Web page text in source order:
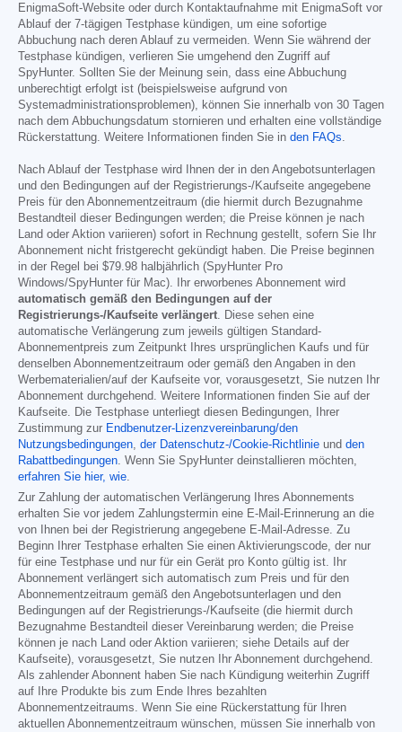
EnigmaSoft-Website oder durch Kontaktaufnahme mit EnigmaSoft vor
Ablauf der 7-tägigen Testphase kündigen, um eine sofortige
Abbuchung nach deren Ablauf zu vermeiden. Wenn Sie während der
Testphase kündigen, verlieren Sie umgehend den Zugriff auf
SpyHunter. Sollten Sie der Meinung sein, dass eine Abbuchung
unberechtigt erfolgt ist (beispielsweise aufgrund von
Systemadministrationsproblemen), können Sie innerhalb von 30 Tagen
nach dem Abbuchungsdatum stornieren und erhalten eine vollständige
Rückerstattung. Weitere Informationen finden Sie in den FAQs
Nach Ablauf der Testphase wird Ihnen der in den Angebotsunterlagen
und den Bedingungen auf der Registrierungs-/Kaufseite angegebene
Preis für den Abonnementzeitraum (die hiermit durch Bezugnahme
Bestandteil dieser Bedingungen werden; die Preise können je nach
Land oder Aktion variieren) sofort in Rechnung gestellt, sofern Sie Ihr
Abonnement nicht fristgerecht gekündigt haben. Die Preise beginnen
in der Regel bei $79.98 halbjährlich (SpyHunter Pro
Windows/SpyHunter für Mac). Ihr erworbenes Abonnement wird
automatisch gemäß den Bedingungen auf der
Registrierungs-/Kaufseite verlängert . Diese sehen eine
automatische Verlängerung zum jeweils gültigen Standard-
Abonnementpreis zum Zeitpunkt Ihres ursprünglichen Kaufs und für
denselben Abonnementzeitraum oder gemäß den Angaben in den
Werbematerialien/auf der Kaufseite vor, vorausgesetzt, Sie nutzen Ihr
Abonnement durchgehend. Weitere Informationen finden Sie auf der
Kaufseite. Die Testphase unterliegt diesen Bedingungen, Ihrer
Zustimmung zur Endbenutzer-Lizenzvereinbarung/den
Nutzungsbedingungen der Datenschutz-/Cookie-Richtlinie und den
Rabattbedingungen . Wenn Sie SpyHunter deinstallieren möchten,
erfahren Sie hier, wie
Zur Zahlung der automatischen Verlängerung Ihres Abonnements
erhalten Sie vor jedem Zahlungstermin eine E-Mail-Erinnerung an die
von Ihnen bei der Registrierung angegebene E-Mail-Adresse. Zu
Beginn Ihrer Testphase erhalten Sie einen Aktivierungscode, der nur
für eine Testphase und nur für ein Gerät pro Konto gültig ist. Ihr
Abonnement verlängert sich automatisch zum Preis und für den
Abonnementzeitraum gemäß den Angebotsunterlagen und den
Bedingungen auf der Registrierungs-/Kaufseite (die hiermit durch
Bezugnahme Bestandteil dieser Vereinbarung werden; die Preise
können je nach Land oder Aktion variieren; siehe Details auf der
Kaufseite), vorausgesetzt, Sie nutzen Ihr Abonnement durchgehend.
Als zahlender Abonnent haben Sie nach Kündigung weiterhin Zugriff
auf Ihre Produkte bis zum Ende Ihres bezahlten
Abonnementzeitraums. Wenn Sie eine Rückerstattung für Ihren
aktuellen Abonnementzeitraum wünschen, müssen Sie innerhalb von